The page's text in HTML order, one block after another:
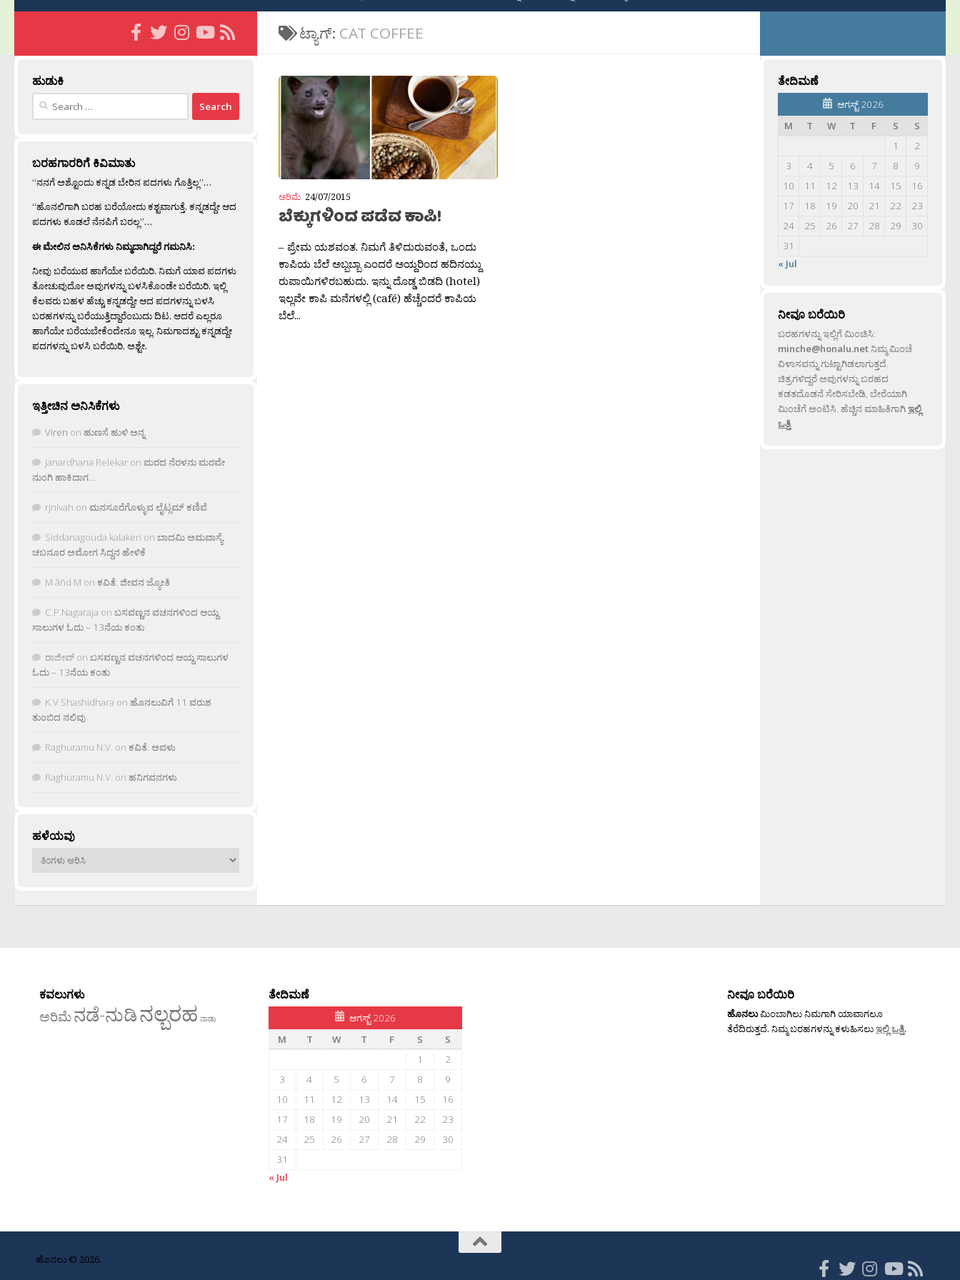
ಟ್ಯಾಗ್: CAT COFFEE
ಅರಿಮೆ 24/07/2015
ಬೆಕ್ಕುಗಳಿಂದ ಪಡೆವ ಕಾಪಿ!
– ಪ್ರೇಮ ಯಶವಂತ. ನಿಮಗೆ ತಿಳಿದುರುವಂತೆ, ಒಂದು
ಕಾಪಿಯ ಬೆಲೆ ಅಬ್ಬಬ್ಬಾ ಎಂದರೆ ಅಯ್ದರಿಂದ ಹದಿನಯ್ದು
ರುಪಾಯಿಗಳಿರಬಹುದು. ಇನ್ನು ದೊಡ್ಡ ಬಿಡದಿ (hotel)
ಇಲ್ಲವೇ ಕಾಪಿ ಮನೆಗಳಲ್ಲಿ (café) ಹೆಚ್ಚೆಂದರೆ ಕಾಪಿಯ
ಬೆಲೆ...
ಹುಡುಕಿ
Search
ಬರಹಗಾರರಿಗೆ ಕಿವಿಮಾತು
“ನನಗೆ ಅಶ್ಟೊಂದು ಕನ್ನಡ ಬೇರಿನ ಪದಗಳು ಗೊತ್ತಿಲ್ಲ”…
“ಹೊನಲಿಗಾಗಿ ಬರಹ ಬರೆಯೋದು ಕಶ್ಟವಾಗುತ್ತೆ. ಕನ್ನಡದ್ದೇ ಆದ
ಪದಗಳು ಕೂಡಲೆ ನೆನಪಿಗೆ ಬರಲ್ಲ”…
ಈ ಮೇಲಿನ ಅನಿಸಿಕೆಗಳು ನಿಮ್ಮದಾಗಿದ್ದರೆ ಗಮನಿಸಿ:
ನೀವು ಬರೆಯುವ ಹಾಗೆಯೇ ಬರೆಯಿರಿ. ನಿಮಗೆ ಯಾವ ಪದಗಳು
ತೋಚುವುದೋ ಅವುಗಳನ್ನು ಬಳಸಿಕೊಂಡೇ ಬರೆಯಿರಿ. ಇಲ್ಲಿ
ಕೆಲವರು ಬಹಳ ಹೆಚ್ಚು ಕನ್ನಡದ್ದೇ ಆದ ಪದಗಳನ್ನು ಬಳಸಿ
ಬರಹಗಳನ್ನು ಬರೆಯುತ್ತಿದ್ದಾರೆಂಬುದು ದಿಟ. ಆದರೆ ಎಲ್ಲರೂ
ಹಾಗೆಯೇ ಬರೆಯಬೇಕೆಂದೇನೂ ಇಲ್ಲ. ನಿಮಗಾದಶ್ಟು ಕನ್ನಡದ್ದೇ
ಪದಗಳನ್ನು ಬಳಸಿ ಬರೆಯಿರಿ, ಅಶ್ಟೇ.
ಇತ್ತೀಚಿನ ಅನಿಸಿಕೆಗಳು
Viren on ಹುಣಸೆ ಹುಳಿ ಅನ್ನ
Janardhana Relekar on ಮರದ ನೆರಳನು ಮರವೇ
ನುಂಗಿ ಹಾಕಿದಾಗ…
rjnivah on ಮನಸೂರೆಗೊಳ್ಳುವ ಲೈಟ್ಲಮ್ ಕಣಿವೆ
Siddanagouda kalakeri on ಬಾದಮಿ ಅಮವಾಸ್ಯೆ:
ಚಬನೂರ ಅಮೋಗ ಸಿದ್ದನ ಹೇಳಿಕೆ
M âñd M on ಕವಿತೆ: ಜೀವನ ಜ್ಯೋತಿ
C.P.Nagaraja on ಬಸವಣ್ಣನ ವಚನಗಳಿಂದ ಆಯ್ದ
ಸಾಲುಗಳ ಓದು – 13ನೆಯ ಕಂತು
ರಾಜೀವ್ on ಬಸವಣ್ಣನ ವಚನಗಳಿಂದ ಆಯ್ದ ಸಾಲುಗಳ
ಓದು – 13ನೆಯ ಕಂತು
K.V Shashidhara on ಹೊನಲುವಿಗೆ 11 ವರುಶ
ತುಂಬಿದ ನಲಿವು
Raghuramu N.V. on ಕವಿತೆ: ಅವಳು
Raghuramu N.V. on ಹನಿಗವನಗಳು
ಹಳೆಯವು
ಹಳೆಯವು
ತೇದಿಮಣೆ
ಆಗಸ್ಟ್ 2026
M
T W T F S
S
1
2
3
4 5 6 7 8
9
10
11 12 13 14 15
16
17
18 19 20 21 22
23
24
25 26 27 28 29
30
31
« Jul
ನೀವೂ ಬರೆಯಿರಿ
ಬರಹಗಳನ್ನು ಇಲ್ಲಿಗೆ ಮಿಂಚಿಸಿ:
minche@honalu.netನಿಮ್ಮ ಮಿಂಚೆ
ವಿಳಾಸವನ್ನು ಗುಟ್ಟಾಗಿಡಲಾಗುತ್ತದೆ.
ಚಿತ್ರಗಳಿದ್ದರೆ ಅವುಗಳನ್ನು ಬರಹದ
ಕಡತದೊಡನೆ ಸೇರಿಸಬೇಡಿ, ಬೇರೆಯಾಗಿ
ಮಿಂಚೆಗೆ ಅಂಟಿಸಿ. ಹೆಚ್ಚಿನ ಮಾಹಿತಿಗಾಗಿಇಲ್ಲಿ
ಒತ್ತಿ.
ಕವಲುಗಳು
ಅರಿಮೆನಡೆ-ನುಡಿನಲ್ಬರಹ ನಾಡು
ತೇದಿಮಣೆ
ಆಗಸ್ಟ್ 2026
M
T W T F S
S
1
2
3
4 5 6 7 8
9
10
11 12 13 14 15
16
17
18 19 20 21 22
23
24
25 26 27 28 29
30
31
« Jul
ನೀವೂ ಬರೆಯಿರಿ
ಹೊನಲುಮಿಂಬಾಗಿಲು ನಿಮಗಾಗಿ ಯಾವಾಗಲೂ
ತೆರೆದಿರುತ್ತದೆ. ನಿಮ್ಮ ಬರಹಗಳನ್ನು ಕಳುಹಿಸಲುಇಲ್ಲಿ ಒತ್ತಿ.
ಹೊನಲು © 2026.